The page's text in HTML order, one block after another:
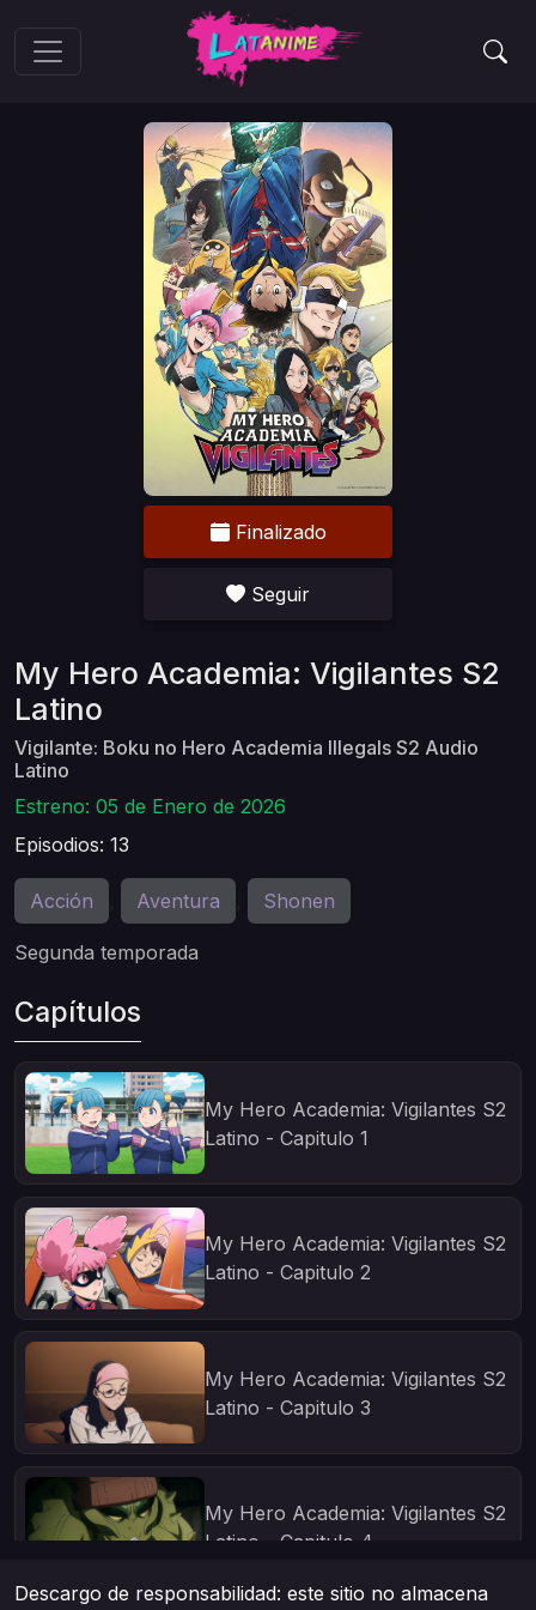
Finalizado
Seguir
My Hero Academia: Vigilantes S2
Latino
Vigilante: Boku no Hero Academia Illegals S2 Audio
Latino
Estreno: 05 de Enero de 2026
Episodios: 13
Acción Aventura Shonen
Segunda temporada
Capítulos
My Hero Academia: Vigilantes S2
Latino - Capitulo 1
My Hero Academia: Vigilantes S2
Latino - Capitulo 2
My Hero Academia: Vigilantes S2
Latino - Capitulo 3
My Hero Academia: Vigilantes S2
Latino - Capitulo 4
Descargo de responsabilidad: este sitio no almacena